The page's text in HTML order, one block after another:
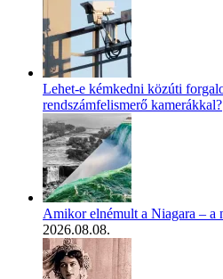
Lehet-e kémkedni közúti
rendszámfelismerő kamerákkal?
Amikor elnémult a Niagara – a
2026.08.08.